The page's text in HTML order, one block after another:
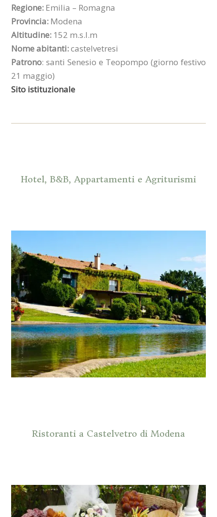
Regione: Emilia – Romagna
Provincia: Modena
Altitudine: 152 m.s.l.m
Nome abitanti:castelvetresi
Patrono: santi Senesio e Teopompo (giorno festivo
21 maggio)
Sito istituzionale
Hotel, B&B, Appartamenti e Agriturismi
Ristoranti a Castelvetro di Modena